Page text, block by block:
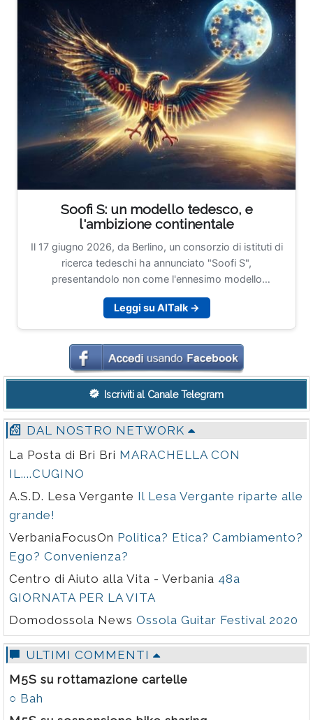
Soofi S: un modello tedesco, e
l'ambizione continentale
Il 17 giugno 2026, da Berlino, un consorzio di istituti di
ricerca tedeschi ha annunciato "Soofi S",
presentandolo non come l'ennesimo modello
linguistico in cerca di attenzione, ma come il primo
tassello di una famiglia di modelli AI europei. Dietro
l'acronimo, Sovereign Open Source Foundation
Models, c'è un progetto finanziato dal Ministero
federale tedesco per gli Affari Economici e l'Energia
nell'ambito dell'iniziativa IPCEI-CIS, pensato per offrire
a imprese, pubblica amministrazione, centri di ricerca e
startup un'alternativa trasparente ai modelli non
europei. È una frase che, letta con gli occhiali giusti
(quelli di Rowdy Piper in Essi Vivono, per capirci, quelli
che rivelano cosa si nasconde dietro l'insegna
pubblicitaria), non parla di benchmark. Parla di potere.
Leggi su AITalk →
Iscriviti al Canale Telegram
DAL NOSTRO NETWORK
La Posta di Bri Bri MARACHELLA CON
IL....CUGINO
A.S.D. Lesa Vergante Il Lesa Vergante riparte alle
grande!
VerbaniaFocusOn Politica? Etica? Cambiamento?
Ego? Convenienza?
Centro di Aiuto alla Vita - Verbania 48a
GIORNATA PER LA VITA
Domodossola News Ossola Guitar Festival 2020
ULTIMI COMMENTI
M5S su rottamazione cartelle
○ Bah